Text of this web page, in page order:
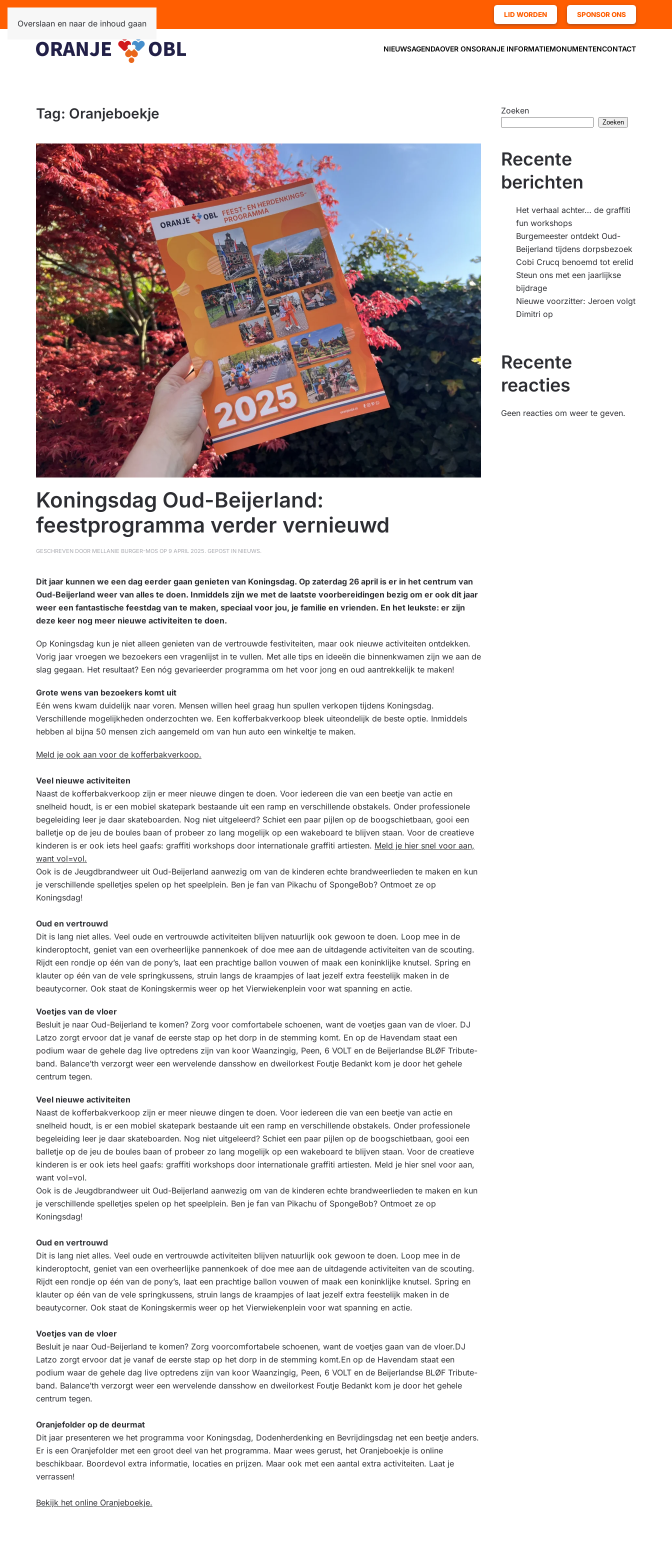
Overslaan en naar de inhoud gaan
LID WORDEN SPONSOR ONS
NIEUWSAGENDAOVER ONSORANJE INFORMATIEMONUMENTENCONTACT
Tag: Oranjeboekje
Koningsdag Oud-Beijerland:
feestprogramma verder vernieuwd
GESCHREVEN DOOR MELLANIE BURGER-MOS OP 9 APRIL 2025. GEPOST IN NIEUWS.
Dit jaar kunnen we een dag eerder gaan genieten van Koningsdag. Op zaterdag 26 april is er in het centrum van
Oud-Beijerland weer van alles te doen. Inmiddels zijn we met de laatste voorbereidingen bezig om er ook dit jaar
weer een fantastische feestdag van te maken, speciaal voor jou, je familie en vrienden. En het leukste: er zijn
deze keer nog meer nieuwe activiteiten te doen.
Op Koningsdag kun je niet alleen genieten van de vertrouwde festiviteiten, maar ook nieuwe activiteiten ontdekken.
Vorig jaar vroegen we bezoekers een vragenlijst in te vullen. Met alle tips en ideeën die binnenkwamen zijn we aan de
slag gegaan. Het resultaat? Een nóg gevarieerder programma om het voor jong en oud aantrekkelijk te maken!
Grote wens van bezoekers komt uit
Eén wens kwam duidelijk naar voren. Mensen willen heel graag hun spullen verkopen tijdens Koningsdag.
Verschillende mogelijkheden onderzochten we. Een kofferbakverkoop bleek uiteondelijk de beste optie. Inmiddels
hebben al bijna 50 mensen zich aangemeld om van hun auto een winkeltje te maken.
Meld je ook aan voor de kofferbakverkoop.
Veel nieuwe activiteiten
Naast de kofferbakverkoop zijn er meer nieuwe dingen te doen. Voor iedereen die van een beetje van actie en
snelheid houdt, is er een mobiel skatepark bestaande uit een ramp en verschillende obstakels. Onder professionele
begeleiding leer je daar skateboarden. Nog niet uitgeleerd? Schiet een paar pijlen op de boogschietbaan, gooi een
balletje op de jeu de boules baan of probeer zo lang mogelijk op een wakeboard te blijven staan. Voor de creatieve
kinderen is er ook iets heel gaafs: graffiti workshops door internationale graffiti artiesten. Meld je hier snel voor aan,
want vol=vol.
Ook is de Jeugdbrandweer uit Oud-Beijerland aanwezig om van de kinderen echte brandweerlieden te maken en kun
je verschillende spelletjes spelen op het speelplein. Ben je fan van Pikachu of SpongeBob? Ontmoet ze op
Koningsdag!
Oud en vertrouwd
Dit is lang niet alles. Veel oude en vertrouwde activiteiten blijven natuurlijk ook gewoon te doen. Loop mee in de
kinderoptocht, geniet van een overheerlijke pannenkoek of doe mee aan de uitdagende activiteiten van de scouting.
Rijdt een rondje op één van de pony’s, laat een prachtige ballon vouwen of maak een koninklijke knutsel. Spring en
klauter op één van de vele springkussens, struin langs de kraampjes of laat jezelf extra feestelijk maken in de
beautycorner. Ook staat de Koningskermis weer op het Vierwiekenplein voor wat spanning en actie.
Voetjes van de vloer
Besluit je naar Oud-Beijerland te komen? Zorg voor comfortabele schoenen, want de voetjes gaan van de vloer. DJ
Latzo zorgt ervoor dat je vanaf de eerste stap op het dorp in de stemming komt. En op de Havendam staat een
podium waar de gehele dag live optredens zijn van koor Waanzingig, Peen, 6 VOLT en de Beijerlandse BLØF Tribute-
band. Balance’th verzorgt weer een wervelende dansshow en dweilorkest Foutje Bedankt kom je door het gehele
centrum tegen.
Veel nieuwe activiteiten
Naast de kofferbakverkoop zijn er meer nieuwe dingen te doen. Voor iedereen die van een beetje van actie en
snelheid houdt, is er een mobiel skatepark bestaande uit een ramp en verschillende obstakels. Onder professionele
begeleiding leer je daar skateboarden. Nog niet uitgeleerd? Schiet een paar pijlen op de boogschietbaan, gooi een
balletje op de jeu de boules baan of probeer zo lang mogelijk op een wakeboard te blijven staan. Voor de creatieve
kinderen is er ook iets heel gaafs: graffiti workshops door internationale graffiti artiesten. Meld je hier snel voor aan,
want vol=vol.
Ook is de Jeugdbrandweer uit Oud-Beijerland aanwezig om van de kinderen echte brandweerlieden te maken en kun
je verschillende spelletjes spelen op het speelplein. Ben je fan van Pikachu of SpongeBob? Ontmoet ze op
Koningsdag!
Oud en vertrouwd
Dit is lang niet alles. Veel oude en vertrouwde activiteiten blijven natuurlijk ook gewoon te doen. Loop mee in de
kinderoptocht, geniet van een overheerlijke pannenkoek of doe mee aan de uitdagende activiteiten van de scouting.
Rijdt een rondje op één van de pony’s, laat een prachtige ballon vouwen of maak een koninklijke knutsel. Spring en
klauter op één van de vele springkussens, struin langs de kraampjes of laat jezelf extra feestelijk maken in de
beautycorner. Ook staat de Koningskermis weer op het Vierwiekenplein voor wat spanning en actie.
Voetjes van de vloer
Besluit je naar Oud-Beijerland te komen? Zorg voorcomfortabele schoenen, want de voetjes gaan van de vloer.DJ
Latzo zorgt ervoor dat je vanaf de eerste stap op het dorp in de stemming komt.En op de Havendam staat een
podium waar de gehele dag live optredens zijn van koor Waanzingig, Peen, 6 VOLT en de Beijerlandse BLØF Tribute-
band. Balance’th verzorgt weer een wervelende dansshow en dweilorkest Foutje Bedankt kom je door het gehele
centrum tegen.
Oranjefolder op de deurmat
Dit jaar presenteren we het programma voor Koningsdag, Dodenherdenking en Bevrijdingsdag net een beetje anders.
Er is een Oranjefolder met een groot deel van het programma. Maar wees gerust, het Oranjeboekje is online
beschikbaar. Boordevol extra informatie, locaties en prijzen. Maar ook met een aantal extra activiteiten. Laat je
verrassen!
Bekijk het online Oranjeboekje.
Zoeken
Zoeken
Recente
berichten
Het verhaal achter… de graffiti
fun workshops
Burgemeester ontdekt Oud-
Beijerland tijdens dorpsbezoek
Cobi Crucq benoemd tot erelid
Steun ons met een jaarlijkse
bijdrage
Nieuwe voorzitter: Jeroen volgt
Dimitri op
Recente
reacties
Geen reacties om weer te geven.